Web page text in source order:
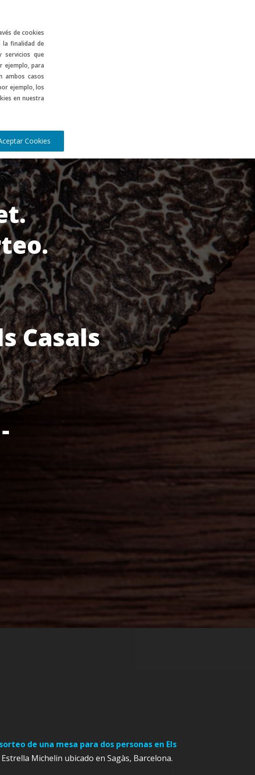
de cookies
la finalidad de
servicios que
ejemplo, para
ambos casos
ejemplo, los
en nuestra
Cookies
Casals
sorteo de una mesa para dos personas en Els
Michelin ubicado en Sagàs, Barcelona.